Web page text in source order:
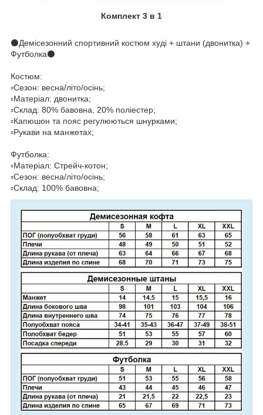
Комплект 3 в 1
⚫️Демісезонний спортивний костюм худі + штани (двонитка) +
Футболка⚫️
Костюм:
▫️Сезон: весна/літо/осінь;
▫️Матеріал: двонитка;
▫️Склад: 80% бавовна, 20% поліестер;
▫️Капюшон та пояс регулюються шнурками;
▫️Рукави на манжетах;
Футболка:
▫️Матеріал: Стрейч-котон;
▫️Сезон: весна/літо/осінь;
▫️Склад: 100% бавовна;